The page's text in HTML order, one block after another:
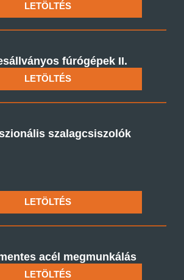
LETÖLTÉS
fúrógépek II.
LETÖLTÉS
szalagcsiszolók
LETÖLTÉS
acél megmunkálás
LETÖLTÉS